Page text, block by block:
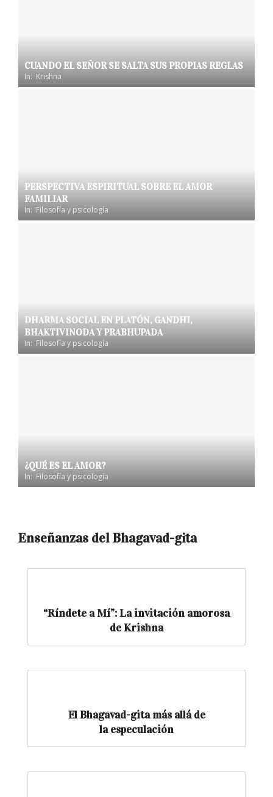
CUANDO EL SEÑOR SE SALTA SUS PROPIAS REGLAS
In: Krishna
PERSPECTIVA ESPIRITUAL SOBRE EL AMOR
FAMILIAR
In: Filosofía y psicología
DHARMA SOCIAL EN PLATÓN, GANDHI,
BHAKTIVINODA Y PRABHUPADA
In: Filosofía y psicología
¿QUÉ ES EL AMOR?
In: Filosofía y psicología
Enseñanzas del Bhagavad-gita
“Ríndete a Mí”: La invitación amorosa
de Krishna
El Bhagavad-gita más allá de
la especulación